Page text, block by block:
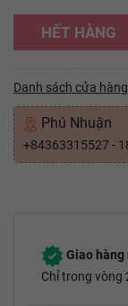
HẾT HÀNG
Danh sách cửa
Phú Nhuận
+84363315527 -
Giao hàng
Chỉ trong vòng